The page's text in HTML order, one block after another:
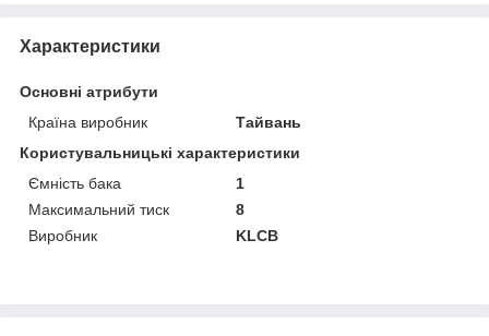
Характеристики
Основні атрибути
Країна виробник
Тайвань
Користувальницькі характеристики
Ємність бака
1
Максимальний тиск
8
Виробник
KLCB